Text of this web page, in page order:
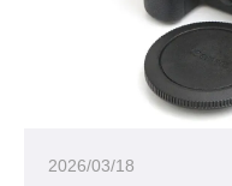
2026/03/18